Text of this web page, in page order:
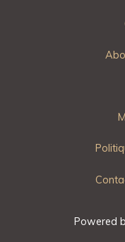
Powered